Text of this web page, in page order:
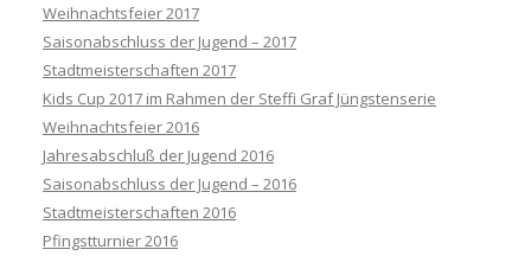
Weihnachtsfeier 2017
Saisonabschluss der Jugend – 2017
Stadtmeisterschaften 2017
Kids Cup 2017 im Rahmen der Steffi Graf Jüngstenserie
Weihnachtsfeier 2016
Jahresabschluß der Jugend 2016
Saisonabschluss der Jugend – 2016
Stadtmeisterschaften 2016
Pfingstturnier 2016